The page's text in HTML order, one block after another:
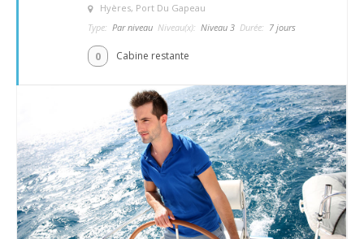
Hyères, Port Du Gapeau
Type: Par niveau Niveau(x): Niveau 3 Durée: 7 jours
0 Cabine restante